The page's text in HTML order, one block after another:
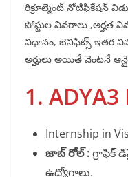
రిక్రూట్మెంట్ నోటిఫికేషన్
పోస్టుల వివరాలు ,అర్హత
విధానం, బెనిఫిట్స్ ఇతర
అర్హులు అయితే వెంటనే
1.
Internship in
జాబ్ రోల్ :గ్రాఫిక్
ఉద్యోగాలు.